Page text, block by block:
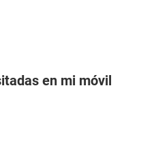
en mi móvil